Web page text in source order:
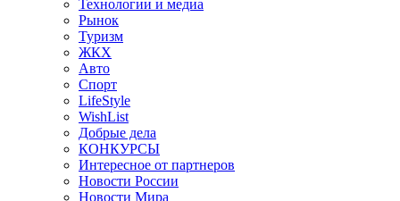
Технологии и медиа
Рынок
Туризм
ЖКХ
Авто
Спорт
LifeStyle
WishList
Добрые дела
КОНКУРСЫ
Интересное от партнеров
Новости России
Новости Мира